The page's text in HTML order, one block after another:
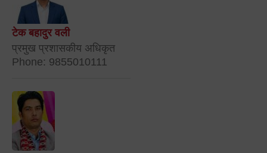
टेक बहादुर वली
प्रमुख प्रशासकीय अधिकृत
Phone: 9855010111